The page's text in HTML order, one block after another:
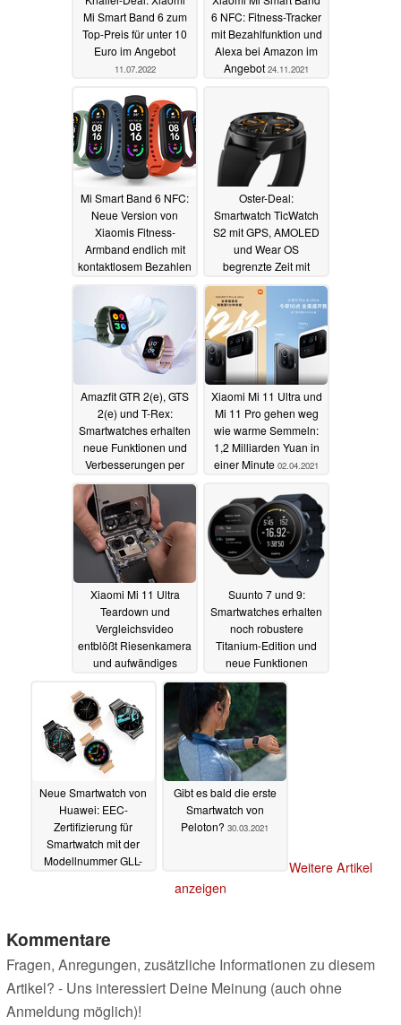
Mi Smart Band 6 zum
Top-Preis für unter 10
Euro im Angebot
11.07.2022
6 NFC: Fitness-Tracker
mit Bezahlfunktion und
Alexa bei Amazon im
Angebot 24.11.2021
Mi Smart Band 6 NFC:
Neue Version von
Xiaomis Fitness-
Armband endlich mit
kontaktlosem Bezahlen
15.09.2021
Oster-Deal:
Smartwatch TicWatch
S2 mit GPS, AMOLED
und Wear OS
begrenzte Zeit mit
sattem Rabatt, ebenso
die TicPods ANC
03.04.2021
Amazfit GTR 2(e), GTS
2(e) und T-Rex:
Smartwatches erhalten
neue Funktionen und
Verbesserungen per
Updates02.04.2021
Xiaomi Mi 11 Ultra und
Mi 11 Pro gehen weg
wie warme Semmeln:
1,2 Milliarden Yuan in
einer Minute 02.04.2021
Xiaomi Mi 11 Ultra
Teardown und
Vergleichsvideo
entblößt Riesenkamera
und aufwändiges
01.04.2021
Suunto 7 und 9:
Smartwatches erhalten
noch robustere
Titanium-Edition und
neue Funktionen
31.03.2021
Neue Smartwatch von
Huawei: EEC-
Zertifizierung für
Smartwatch mit der
Modellnummer GLL-
Gibt es bald die erste
Smartwatch von
Peloton? 30.03.2021
Weitere Artikel
anzeigen
Kommentare
Fragen, Anregungen, zusätzliche Informationen zu diesem
Artikel? - Uns interessiert Deine Meinung (auch ohne
Anmeldung möglich)!